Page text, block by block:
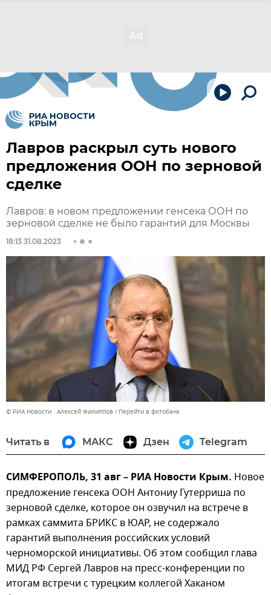
Лавров раскрыл суть нового
предложения ООН по зерновой
сделке
Лавров: в новом предложении генсека ООН по
зерновой сделке не было гарантий для Москвы
18:13 31.08.2023
© РИА Новости . Алексей Филиппов Перейти в фотобанк
Читать в МАКС Дзен Telegram
СИМФЕРОПОЛЬ, 31 авг – РИА Новости Крым. Новое
предложение генсека ООН Антониу Гутерриша по
зерновой сделке, которое он озвучил на встрече в
рамках саммита БРИКС в ЮАР, не содержало
гарантий выполнения российских условий
черноморской инициативы. Об этом сообщил глава
МИД РФ Сергей Лавров на пресс-конференции по
итогам встречи с турецким коллегой Хаканом